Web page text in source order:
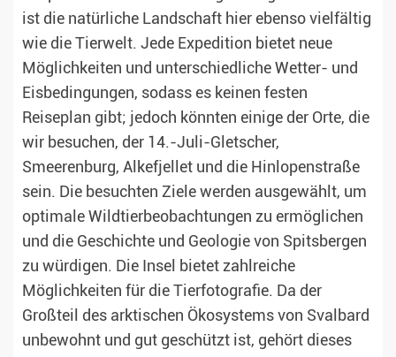
ist die natürliche Landschaft hier ebenso vielfältig
wie die Tierwelt. Jede Expedition bietet neue
Möglichkeiten und unterschiedliche Wetter- und
Eisbedingungen, sodass es keinen festen
Reiseplan gibt; jedoch könnten einige der Orte, die
wir besuchen, der 14.-Juli-Gletscher,
Smeerenburg, Alkefjellet und die Hinlopenstraße
sein. Die besuchten Ziele werden ausgewählt, um
optimale Wildtierbeobachtungen zu ermöglichen
und die Geschichte und Geologie von Spitsbergen
zu würdigen. Die Insel bietet zahlreiche
Möglichkeiten für die Tierfotografie. Da der
Großteil des arktischen Ökosystems von Svalbard
unbewohnt und gut geschützt ist, gehört dieses